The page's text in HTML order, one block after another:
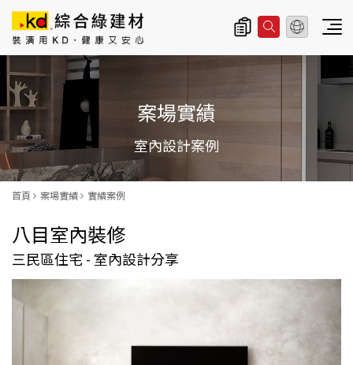
主
導
覽
|
K
D
科
定
企
業
案場實績
室內設計案例
首頁 案場實績 實績案例
八目室內裝修
三民區住宅 - 室內設計分享
總公司資訊